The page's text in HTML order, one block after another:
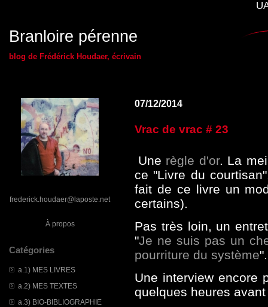
Branloire pérenne
blog de Frédérick Houdaer, écrivain
frederick.houdaer@laposte.net
À propos
Catégories
a.1) MES LIVRES
a.2) MES TEXTES
a.3) BIO-BIBLIOGRAPHIE
07/12/2014
Vrac de vrac # 23
Une règle d'or. La
ce "Livre du
fait de ce livre un
certains).
Pas très loin, un
"Je ne suis pas un
pourriture du système".
Une interview encore
quelques heures